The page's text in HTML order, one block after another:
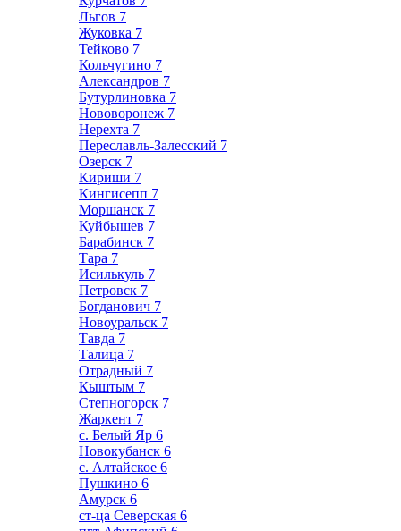
Льгов 7
Жуковка 7
Тейково 7
Кольчугино 7
Александров 7
Бутурлиновка 7
Нововоронеж 7
Нерехта 7
Переславль-Залесский 7
Озерск 7
Кириши 7
Кингисепп 7
Моршанск 7
Куйбышев 7
Барабинск 7
Тара 7
Исилькуль 7
Петровск 7
Богданович 7
Новоуральск 7
Тавда 7
Талица 7
Отрадный 7
Кыштым 7
Степногорск 7
Жаркент 7
с. Белый Яр 6
Новокубанск 6
с. Алтайское 6
Пушкино 6
Амурск 6
ст-ца Северская 6